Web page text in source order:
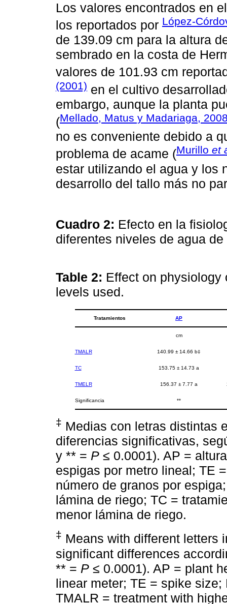
Los valores encontrados en
los reportados por López-
de 139.09 cm para la altura
sembrado en la costa de
valores de 101.93 cm
(2001) en el cultivo
embargo, aunque la planta
(Mellado, Matus y Madariaga,
no es conveniente debido a
problema de acame (Murillo et
estar utilizando el agua y los
desarrollo del tallo más no
Cuadro 2: Efecto en la
diferentes niveles de agua
Table 2: Effect on physiology
levels used.
Tratamientos AP
cm
TMALR 140.99 ± 14.66 b‡
TC 153.75 ± 14.73 a
TMELR 156.37 ± 7.77 a
Significancia **
‡ Medias con letras distintas
diferencias significativas,
y ** = P ≤ 0.0001). AP =
espigas por metro lineal; TE
número de granos por
lámina de riego; TC =
menor lámina de riego.
‡ Means with different letters
significant differences
** = P ≤ 0.0001). AP = plant
linear meter; TE = spike
TMALR = treatment with